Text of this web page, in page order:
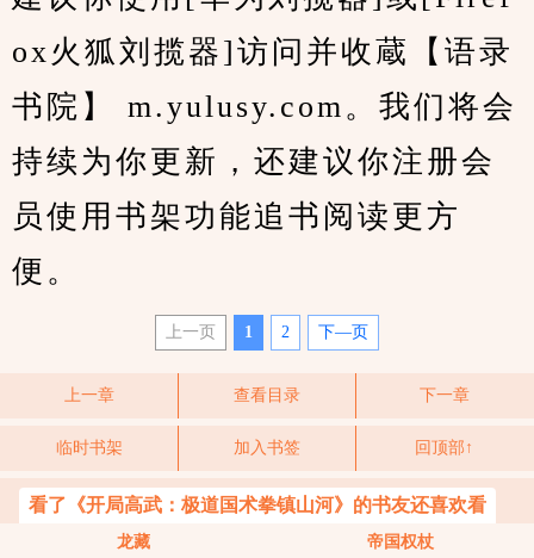
ox火狐刘揽器]访问并收蔵【语录
书院】 m.yulusy.com。我们将会
持续为你更新，还建议你注册会
员使用书架功能追书阅读更方
便。
上一页 1 2 下—页
上一章 查看目录 下一章
临时书架 加入书签 回顶部↑
看了《开局高武：极道国术拳镇山河》的书友还喜欢看
龙藏
帝国权杖